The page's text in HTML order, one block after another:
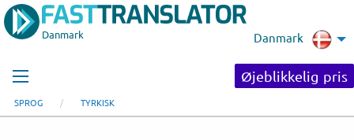
Danmark Danmark
Øjeblikkelig pris
SPROG TYRKISK